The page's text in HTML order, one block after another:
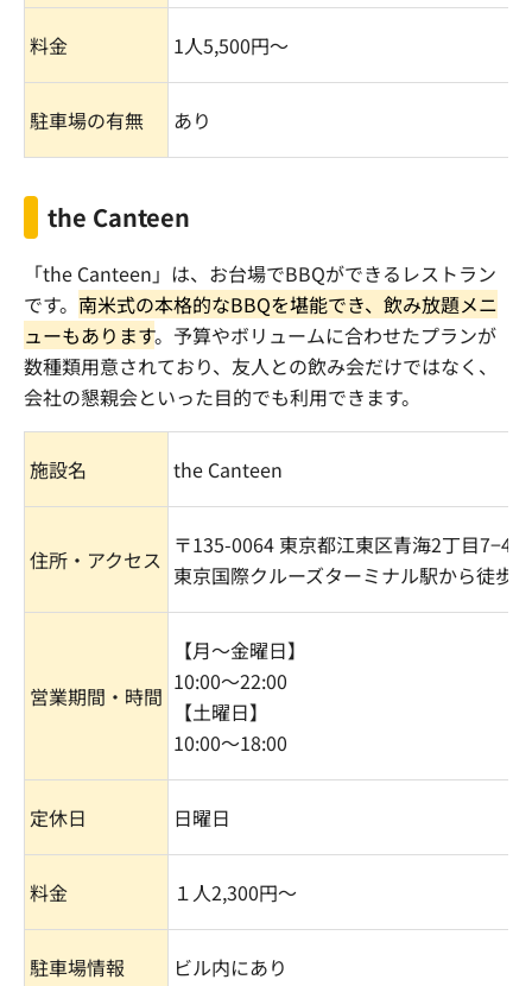
料金 1人5,500円〜
駐車場の有無 あり
the Canteen
「the Canteen 」は、お台場でBBQができるレストラン
です。 南米式の本格的なBBQを堪能でき、飲み放題メニ
ューもあります。予算やボリュームに合わせたプランが
数種類用意されており、友人との飲み会だけではなく、
会社の懇親会といった目的でも利用できます。
施設名 the Canteen
住所・アクセス
〒135-0064 東京都江東区青海2丁目7−4
東京国際クルーズターミナル駅から徒歩
営業期間・時間
【月〜金曜日】
10:00〜22:00
【土曜日】
10:00〜18:00
定休日 日曜日
料金 １人2,300円〜
駐車場情報 ビル内にあり